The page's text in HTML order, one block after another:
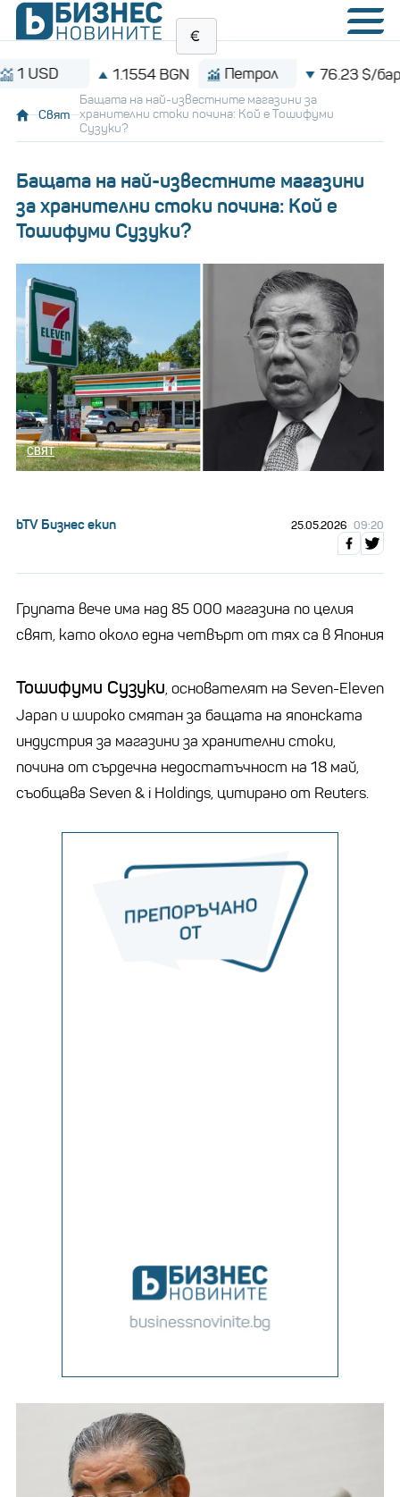
1.1554 BGN Петрол 76.23 $/барел
Свят
Бащата на най-известните магазини за
хранителни стоки почина: Кой е Тошифуми
Сузуки?
Бащата на най-известните магазини
за хранителни стоки почина: Кой е
Тошифуми Сузуки?
СВЯТ
bTV Бизнес екип 25.05.2026 09:20
Групата вече има над 85 000 магазина по целия
свят, като около една четвърт от тях са в Япония
Тошифуми Сузуки, основателят на Seven-Eleven
Japan и широко смятан за бащата на японската
индустрия за магазини за хранителни стоки,
почина от сърдечна недостатъчност на 18 май,
съобщава Seven & i Holdings, цитирано от Reuters.